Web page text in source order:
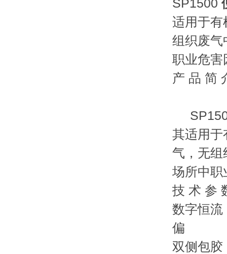
SP1500
适用于有
组织废气
职业危害
产 品 简
其适用
气，
场所中职
技 术 参
数字恒流
偏
双侧包胶